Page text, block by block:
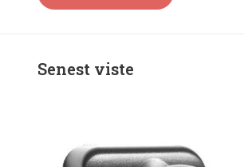
Senest viste